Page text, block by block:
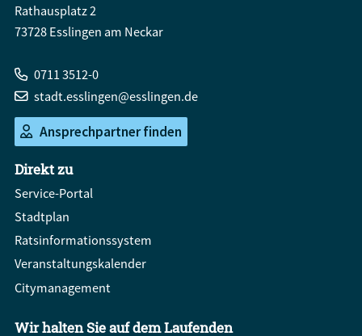
Rathausplatz 2
73728 Esslingen am Neckar
0711 3512-0
stadt.esslingen@esslingen.de
Ansprechpartner finden
Direkt zu
Service-Portal
Stadtplan
Ratsinformationssystem
Veranstaltungskalender
Citymanagement
Wir halten Sie auf dem Laufenden